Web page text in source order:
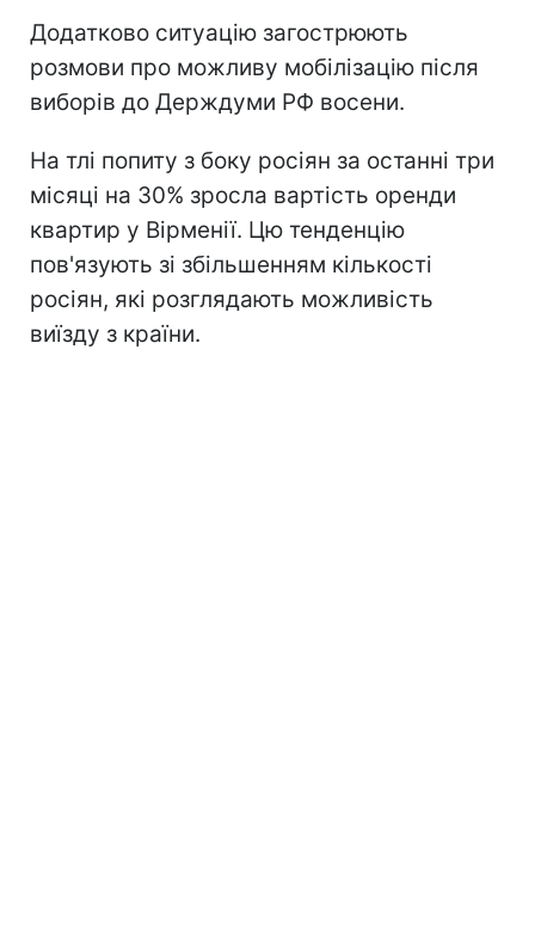
Додатково ситуацію загострюють
розмови про можливу мобілізацію після
виборів до Держдуми РФ восени.
На тлі попиту з боку росіян за останні три
місяці на 30% зросла вартість оренди
квартир у Вірменії. Цю тенденцію
пов'язують зі збільшенням кількості
росіян, які розглядають можливість
виїзду з країни.